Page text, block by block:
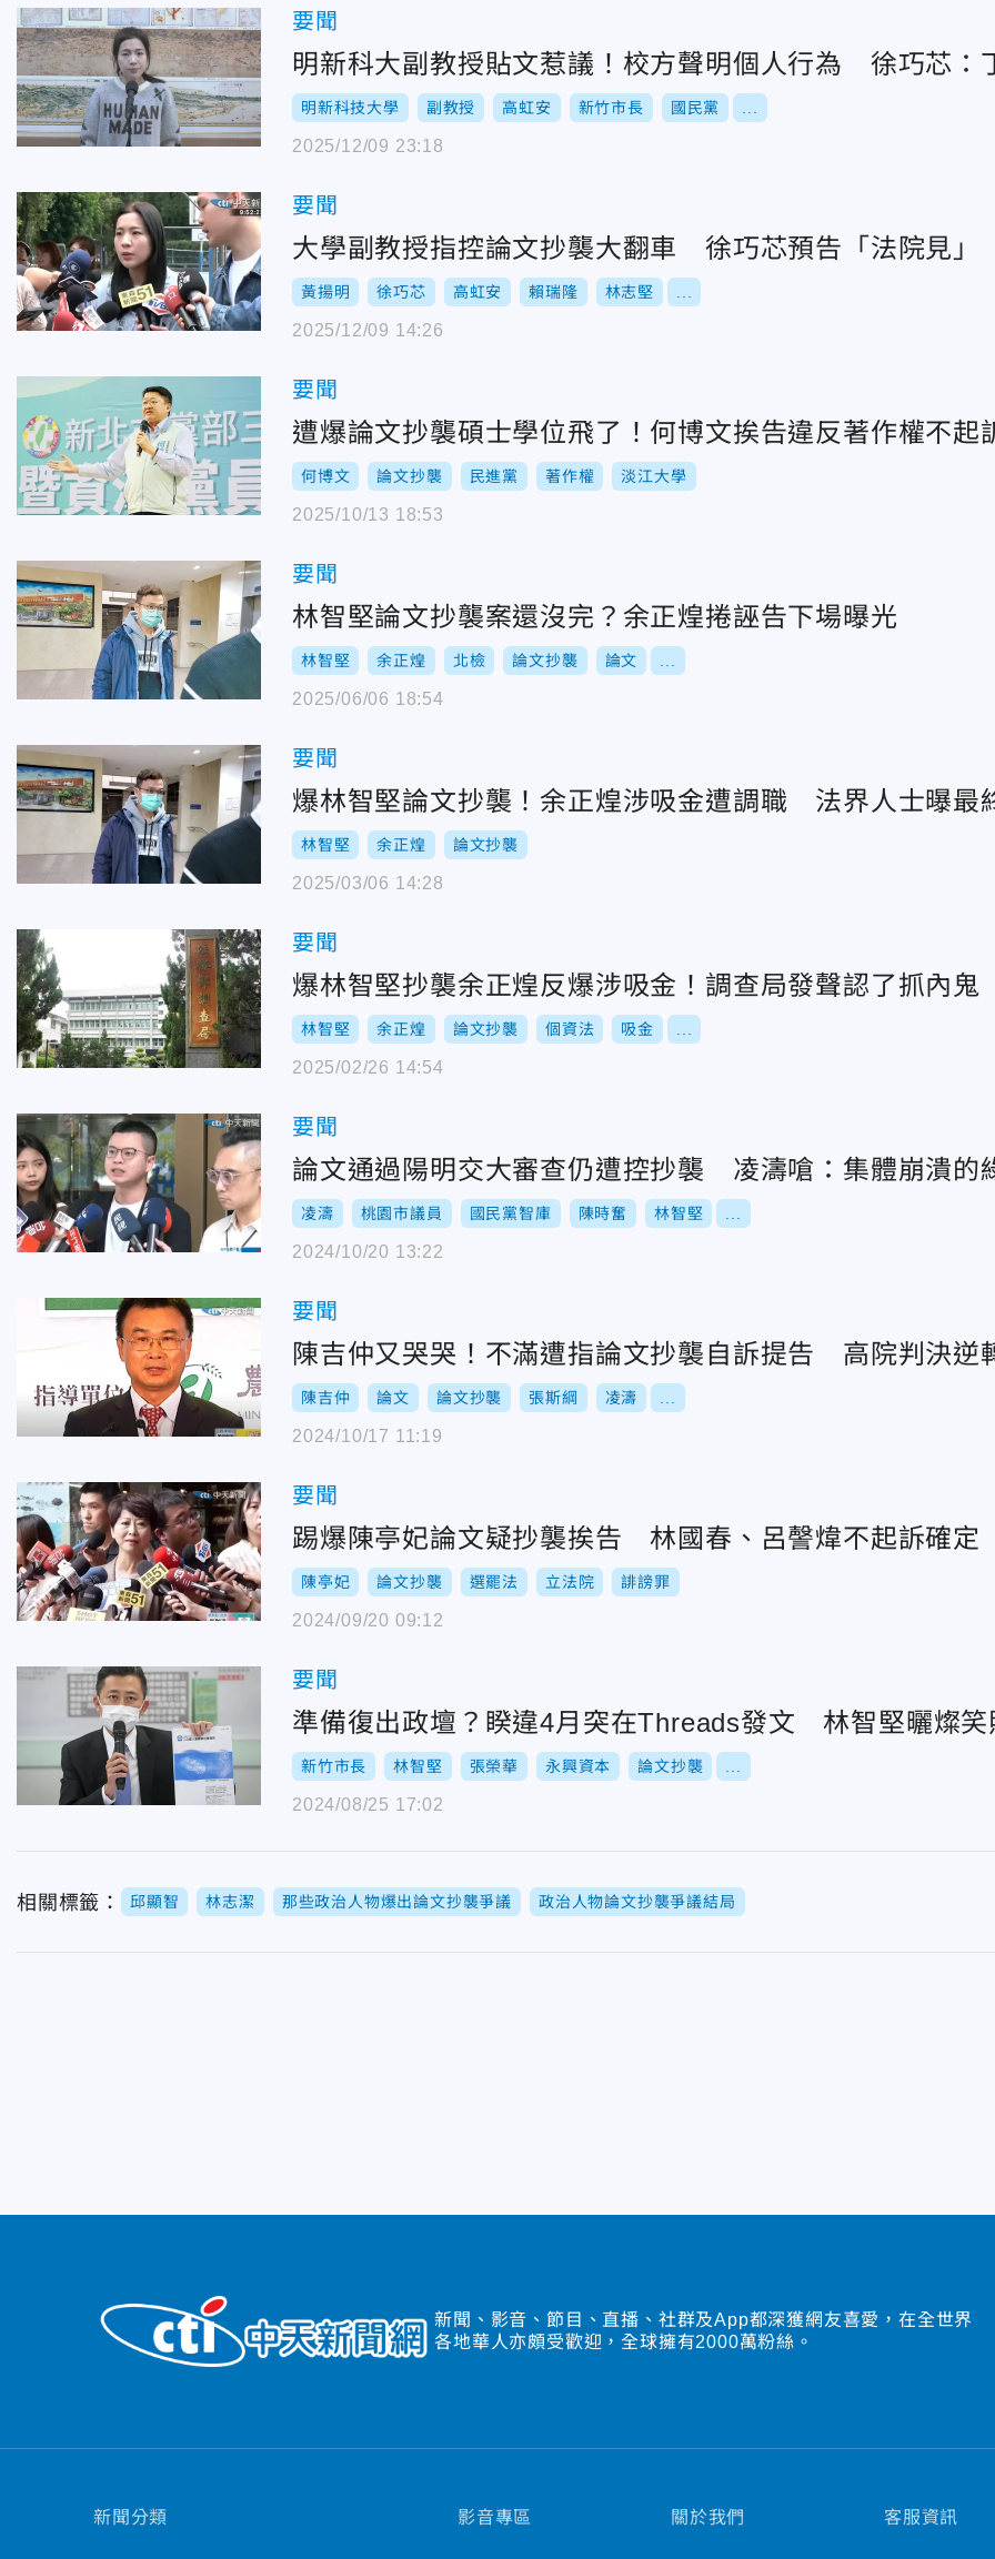
要聞
明新科大副教授貼文惹議！校方聲明個人行為 徐巧芯：
明新科技大學 副教授 高虹安 新竹市長 國民黨
2025/12/09 23:18
要聞
大學副教授指控論文抄襲大翻車 徐巧芯預告「法院見」
黃揚明 徐巧芯 高虹安 賴瑞隆 林志堅
2025/12/09 14:26
要聞
遭爆論文抄襲碩士學位飛了！何博文挨告違反著作權不起
何博文 論文抄襲 民進黨 著作權 淡江大學
2025/10/13 18:53
要聞
林智堅論文抄襲案還沒完？余正煌捲誣告下場曝光
林智堅 余正煌 北檢 論文抄襲 論文
2025/06/06 18:54
要聞
爆林智堅論文抄襲！余正煌涉吸金遭調職 法界人士曝最
林智堅 余正煌 論文抄襲
2025/03/06 14:28
要聞
爆林智堅抄襲余正煌反爆涉吸金！調查局發聲認了抓內鬼
林智堅 余正煌 論文抄襲 個資法 吸金
2025/02/26 14:54
要聞
論文通過陽明交大審查仍遭控抄襲 凌濤嗆：集體崩潰的
凌濤 桃園市議員 國民黨智庫 陳時奮 林智堅
2024/10/20 13:22
要聞
陳吉仲又哭哭！不滿遭指論文抄襲自訴提告 高院判決逆
陳吉仲 論文 論文抄襲 張斯綱 凌濤
2024/10/17 11:19
要聞
踢爆陳亭妃論文疑抄襲挨告 林國春、呂謦煒不起訴確定
陳亭妃 論文抄襲 選罷法 立法院 誹謗罪
2024/09/20 09:12
要聞
準備復出政壇？睽違4月突在Threads發文 林智堅曬燦笑
新竹市長 林智堅 張榮華 永興資本 論文抄襲
2024/08/25 17:02
相關標籤： 邱顯智 林志潔 那些政治人物爆出論文抄襲爭議 政治人物論文抄襲爭議結局
新聞、影音、節目、直播、社群及App都深獲網友喜愛，在全世界
各地華人亦頗受歡迎，全球擁有2000萬粉絲。
新聞分類 影音專區 關於我們 客服資訊